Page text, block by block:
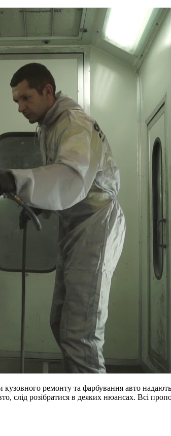
ремонту та фарбування авто надають
слід розібратися в деяких нюансах. Всі